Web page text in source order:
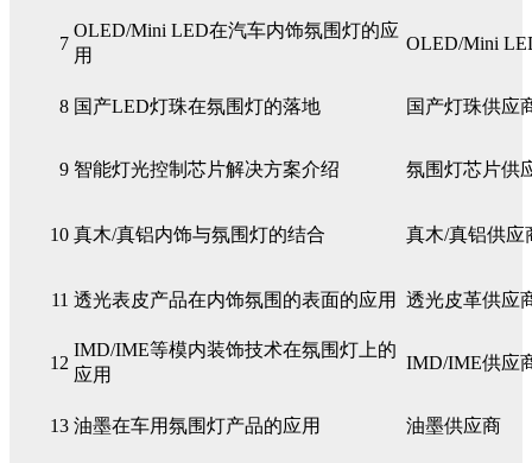
7
OLED/Mini LED在汽车内饰氛围灯的应
用
OLED/Mini
8 国产LED灯珠在氛围灯的落地 国产灯珠供应
9 智能灯光控制芯片解决方案介绍 氛围灯芯片供
10 真木/真铝内饰与氛围灯的结合 真木/真铝供应
11 透光表皮产品在内饰氛围的表面的应用 透光皮革供应
12
IMD/IME等模内装饰技术在氛围灯上的
应用
IMD/IME供应
13 油墨在车用氛围灯产品的应用 油墨供应商